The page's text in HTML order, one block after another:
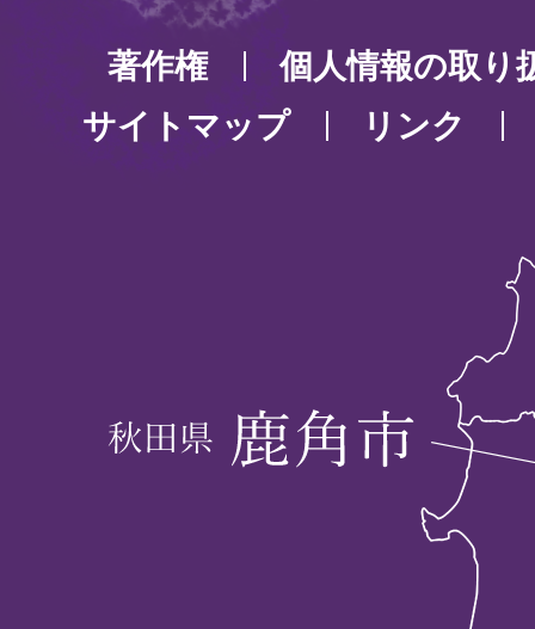
著作権
個人情報の取り
サイトマップ
リンク